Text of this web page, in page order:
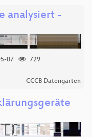
analysiert -
07
729
CCCB Datengarten